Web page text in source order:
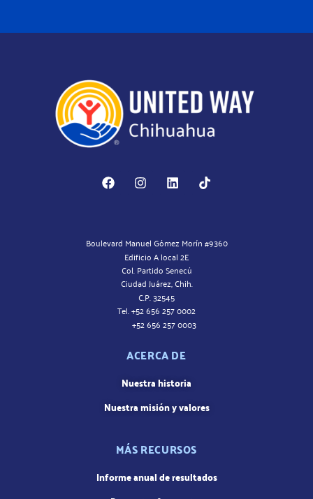
Boulevard Manuel Gómez Morín #9360
Edificio A local 2E
Col. Partido Senecú
Ciudad Juárez, Chih.
C.P. 32545
Tel. +52 656 257 0002
+52 656 257 0003
ACERCA DE
Nuestra historia
Nuestra misión y valores
MÁS RECURSOS
Informe anual de resultados